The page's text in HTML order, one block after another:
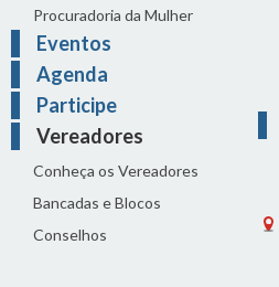
Procuradoria da Mulher
Eventos
Agenda
Participe
Vereadores
Conheça os Vereadores
Bancadas e Blocos
Conselhos